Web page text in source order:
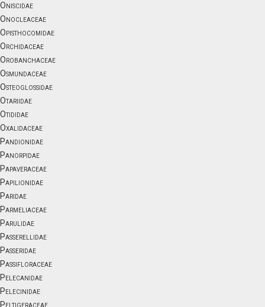
Oniscidae
Onocleaceae
Opisthocomidae
Orchidaceae
Orobanchaceae
Osmundaceae
Osteoglossidae
Otariidae
Otididae
Oxalidaceae
Pandionidae
Panorpidae
Papaveraceae
Papilionidae
Paridae
Parmeliaceae
Parulidae
Passerellidae
Passeridae
Passifloraceae
Pelecanidae
Pelecinidae
Peltigeraceae